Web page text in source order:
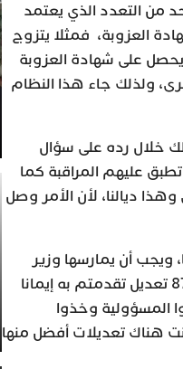
من التعدد الذي يعتمد
العزوبة، فمثلا يتزوج
بها ويحصل على شهادة العزوبة
ولذلك جاء هذا النظام
خلال رده على سؤال
عليهم المراقبة كما
ديالنا، لأن الأمر وصل
ويجب أن يمارسها وزير
العدل بكل استقلالية، وحتى النصوص التشريعية قد صادقنا على 87 تعديل تقدمتم به إيمانا
المسؤولية وخذوا
هناك تعديلات أفضل منها